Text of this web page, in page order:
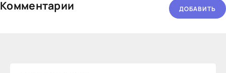
Комментарии ДОБАВИТЬ